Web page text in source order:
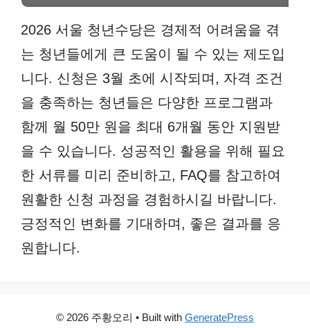
2026 서울 청년수당은 경제적 어려움을 겪
는 청년들에게 큰 도움이 될 수 있는 제도입
니다. 신청은 3월 초에 시작되며, 자격 조건
을 충족하는 청년들은 다양한 프로그램과
함께 월 50만 원을 최대 6개월 동안 지원받
을 수 있습니다. 성공적인 활용을 위해 필요
한 서류를 미리 준비하고, FAQ를 참고하여
원활한 신청 과정을 경험하시길 바랍니다.
긍정적인 변화를 기대하며, 좋은 결과를 응
원합니다.
© 2026 주황오리 • Built with GeneratePress